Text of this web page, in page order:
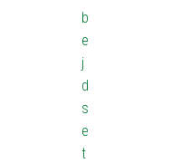
b
e
j
d
s
e
t